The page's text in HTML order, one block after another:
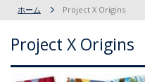
ホーム Project X Origins
Project X Origins